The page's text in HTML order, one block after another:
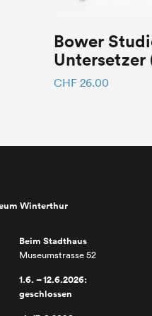
Bower
Untersetzer
CHF 26.00
Winterthur
Beim Stadthaus
Museumstrasse 52
1.6. – 12.6.2026:
geschlossen